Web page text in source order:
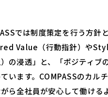
では制度策定を行う方針と
Value（行動指針）や
の浸透」と、「ポジティブ
います。COMPASSのカル
ら全社員が安心して働ける